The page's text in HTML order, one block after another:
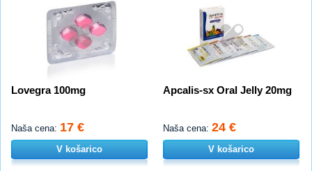
Lovegra 100mg
Naša cena: 17 €
V košarico
Apcalis-sx Oral Jelly 20mg
Naša cena: 24 €
V košarico